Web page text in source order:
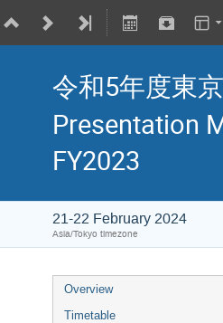
令和5年度東
Presentation
FY2023
21-22 February 2024
Asia/Tokyo timezone
Overview
Timetable